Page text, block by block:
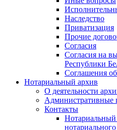
Наследство
Приватизация
Прочие
Согласия
Согласия на
Республики
Соглашения
Нотариальный архив
О деятельности
Административные
Контакты
Нотариальный